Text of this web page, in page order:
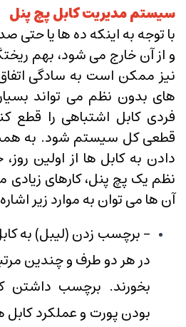
سیستم مدیریت کابل پچ پنل
با توجه به اینکه ده ها یا حتی
و از آن خارج می شود، بهم
نیز ممکن است به سادگی اتفاق
های بدون نظم می تواند
فردی کابل اشتباهی را قطع
قطعی کل سیستم شود. به
دادن به کابل ها از اولین
نظم یک پچ پنل، کارهای زیادی
آن ها می توان به موارد زیر
- برچسب زدن (لیبل) به
در هر دو طرف و چندین
بخورند. برچسب داشتن
بودن پورت و عملکرد